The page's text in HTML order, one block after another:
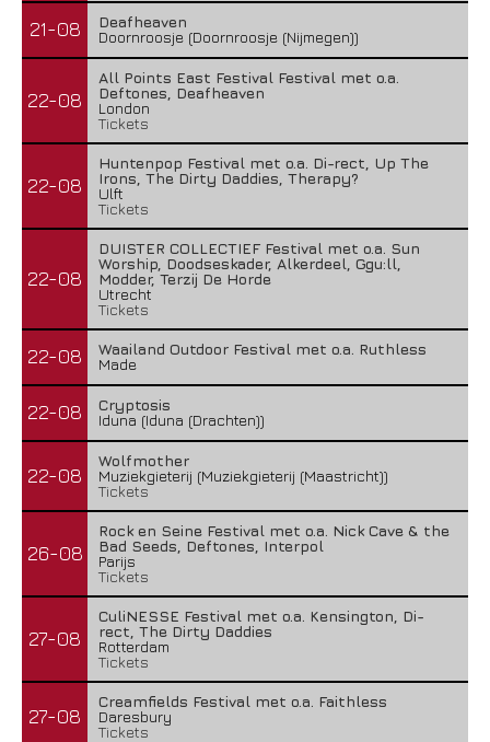
21-08
Deafheaven
Doornroosje (Doornroosje (Nijmegen))
22-08
All Points East Festival Festival met o.a.
Deftones, Deafheaven
London
Tickets
22-08
Huntenpop Festival met o.a. Di-rect, Up The
Irons, The Dirty Daddies, Therapy?
Ulft
Tickets
22-08
DUISTER COLLECTIEF Festival met o.a. Sun
Worship, Doodseskader, Alkerdeel, Ggu:ll,
Modder, Terzij De Horde
Utrecht
Tickets
22-08
Waailand Outdoor Festival met o.a. Ruthless
Made
22-08
Cryptosis
Iduna (Iduna (Drachten))
22-08
Wolfmother
Muziekgieterij (Muziekgieterij (Maastricht))
Tickets
26-08
Rock en Seine Festival met o.a. Nick Cave & the
Bad Seeds, Deftones, Interpol
Parijs
Tickets
27-08
CuliNESSE Festival met o.a. Kensington, Di-
rect, The Dirty Daddies
Rotterdam
Tickets
27-08
Creamfields Festival met o.a. Faithless
Daresbury
Tickets